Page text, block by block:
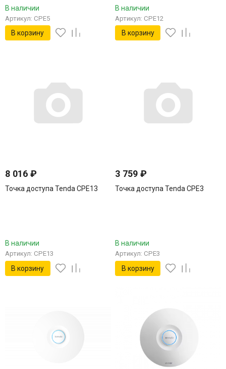
В наличии
Артикул: CPE5
В корзину
В наличии
Артикул: CPE12
В корзину
8 016 ₽
Точка доступа Tenda CPE13
В наличии
Артикул: CPE13
В корзину
3 759₽
Точка доступа Tenda CPE3
В наличии
Артикул: CPE3
В корзину